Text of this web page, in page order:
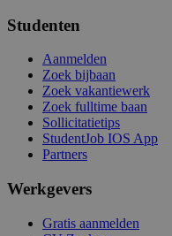
Studenten
Aanmelden
Zoek bijbaan
Zoek vakantiewerk
Zoek fulltime baan
Sollicitatietips
StudentJob IOS App
Partners
Werkgevers
Gratis aanmelden